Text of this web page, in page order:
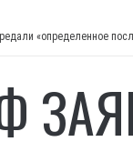
«определенное